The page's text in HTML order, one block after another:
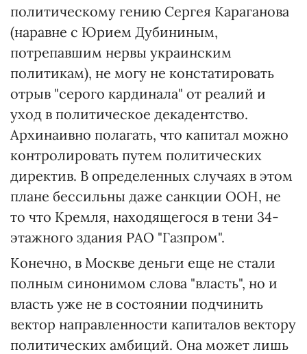
политическому гению Сергея Караганова
(наравне с Юрием Дубининым,
потрепавшим нервы украинским
политикам), не могу не констатировать
отрыв "серого кардинала" от реалий и
уход в политическое декадентство.
Архинаивно полагать, что капитал можно
контролировать путем политических
директив. В определенных случаях в этом
плане бессильны даже санкции ООН, не
то что Кремля, находящегося в тени 34-
этажного здания РАО "Газпром".
Конечно, в Москве деньги еще не стали
полным синонимом слова "власть", но и
власть уже не в состоянии подчинить
вектор направленности капиталов вектору
политических амбиций. Она может лишь